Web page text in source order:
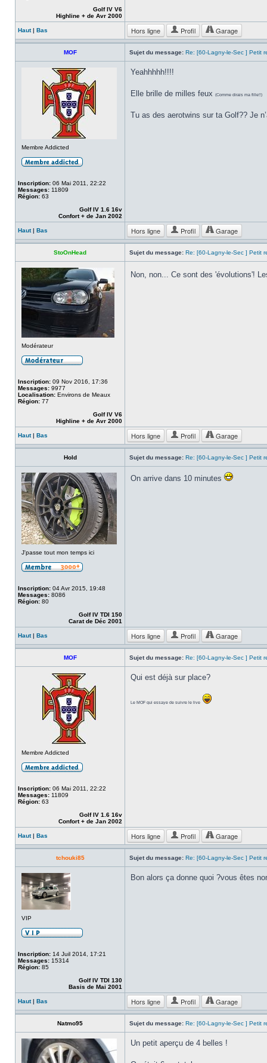
Golf IV V6
Highline + de Avr 2000
Haut| Bas Hors ligne Profil Garage
MOF Sujet du message: Re: [60-Lagny-le-Sec ] Petit
Membre Addicted
Inscription: 06 Mai 2011, 22:22
Messages: 11809
Région: 63
Golf IV 1.6 16v
Confort + de Jan 2002
Yeahhhhh!!!!
Elle brille de milles feux (Comme dirais ma fille!!)
Tu as des aerotwins sur ta Golf?? Je
Haut| Bas Hors ligne Profil Garage
StoOnHead Sujet du message: Re: [60-Lagny-le-Sec ] Petit
Modérateur
Inscription: 09 Nov 2016, 17:36
Messages: 9977
Localisation: Environs de Meaux
Région: 77
Golf IV V6
Highline + de Avr 2000
Non, non... Ce sont des 'évolutions'!
Haut| Bas Hors ligne Profil Garage
Hold Sujet du message: Re: [60-Lagny-le-Sec ] Petit
J'passe tout mon temps ici
Inscription: 04 Avr 2015, 19:48
Messages: 8086
Région: 80
Golf IV TDI 150
Carat de Déc 2001
On arrive dans 10 minutes
Haut| Bas Hors ligne Profil Garage
MOF Sujet du message: Re: [60-Lagny-le-Sec ] Petit
Membre Addicted
Inscription: 06 Mai 2011, 22:22
Messages: 11809
Région: 63
Golf IV 1.6 16v
Confort + de Jan 2002
Qui est déjà sur place?
Le MOF qui essaye de suivre le live
Haut| Bas Hors ligne Profil Garage
tchouki85 Sujet du message: Re: [60-Lagny-le-Sec ] Petit
VIP
Inscription: 14 Juil 2014, 17:21
Messages: 15314
Région: 85
Golf IV TDI 130
Basis de Mai 2001
Bon alors ça donne quoi ?vous êtes
Haut| Bas Hors ligne Profil Garage
Natmo95 Sujet du message: Re: [60-Lagny-le-Sec ] Petit
Un petit aperçu de 4 belles !